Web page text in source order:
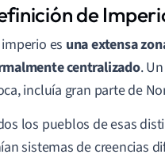
de
es una extensa
centralizado.
incluía gran parte de
los pueblos de esas
sistemas de creencias